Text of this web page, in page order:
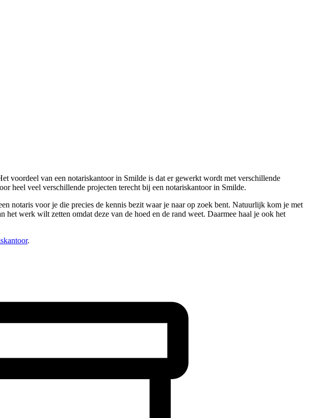
voordeel van een notariskantoor in Smilde is dat er gewerkt wordt met verschillende
heel veel verschillende projecten terecht bij een notariskantoor in Smilde.
notaris voor je die precies de kennis bezit waar je naar op zoek bent. Natuurlijk kom je met
het werk wilt zetten omdat deze van de hoed en de rand weet. Daarmee haal je ook het
.